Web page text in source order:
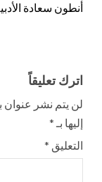
أنطون سعادة الأدبية
اترك تعليقاً
لن يتم نشر عنوان
إليها بـ *
التعليق *